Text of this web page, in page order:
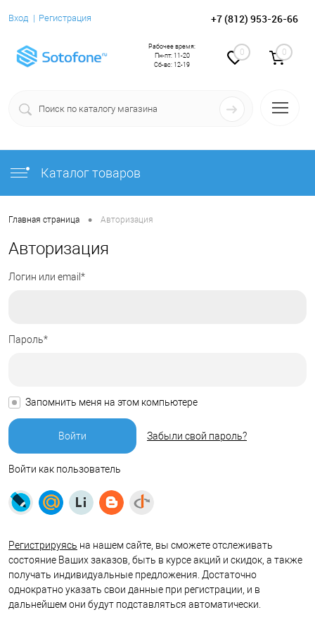
Вход Регистрация +7 (812) 953-26-66
0 0
Рабочее время:
Пн-пт: 11-20
Сб-вс: 12-19
Каталог товаров
Главная страница • Авторизация
Авторизация
Логин или email*
Пароль*
Запомнить меня на этом компьютере
Забыли свой пароль?
Войти как пользователь
Регистрируясь на нашем сайте, вы сможете отслеживать
состояние Ваших заказов, быть в курсе акций и скидок, а также
получать индивидуальные предложения. Достаточно
однократно указать свои данные при регистрации, и в
дальнейшем они будут подставляться автоматически.